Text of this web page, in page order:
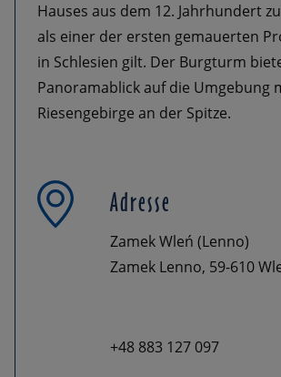
Hauses aus dem 12. Jahrhundert
als einer der ersten gemauerten
in Schlesien gilt. Der Burgturm
Panoramablick auf die Umgebung
Riesengebirge an der Spitze.
Adresse
Zamek Wleń (Lenno)
Zamek Lenno, 59-610
+48 883 127 097